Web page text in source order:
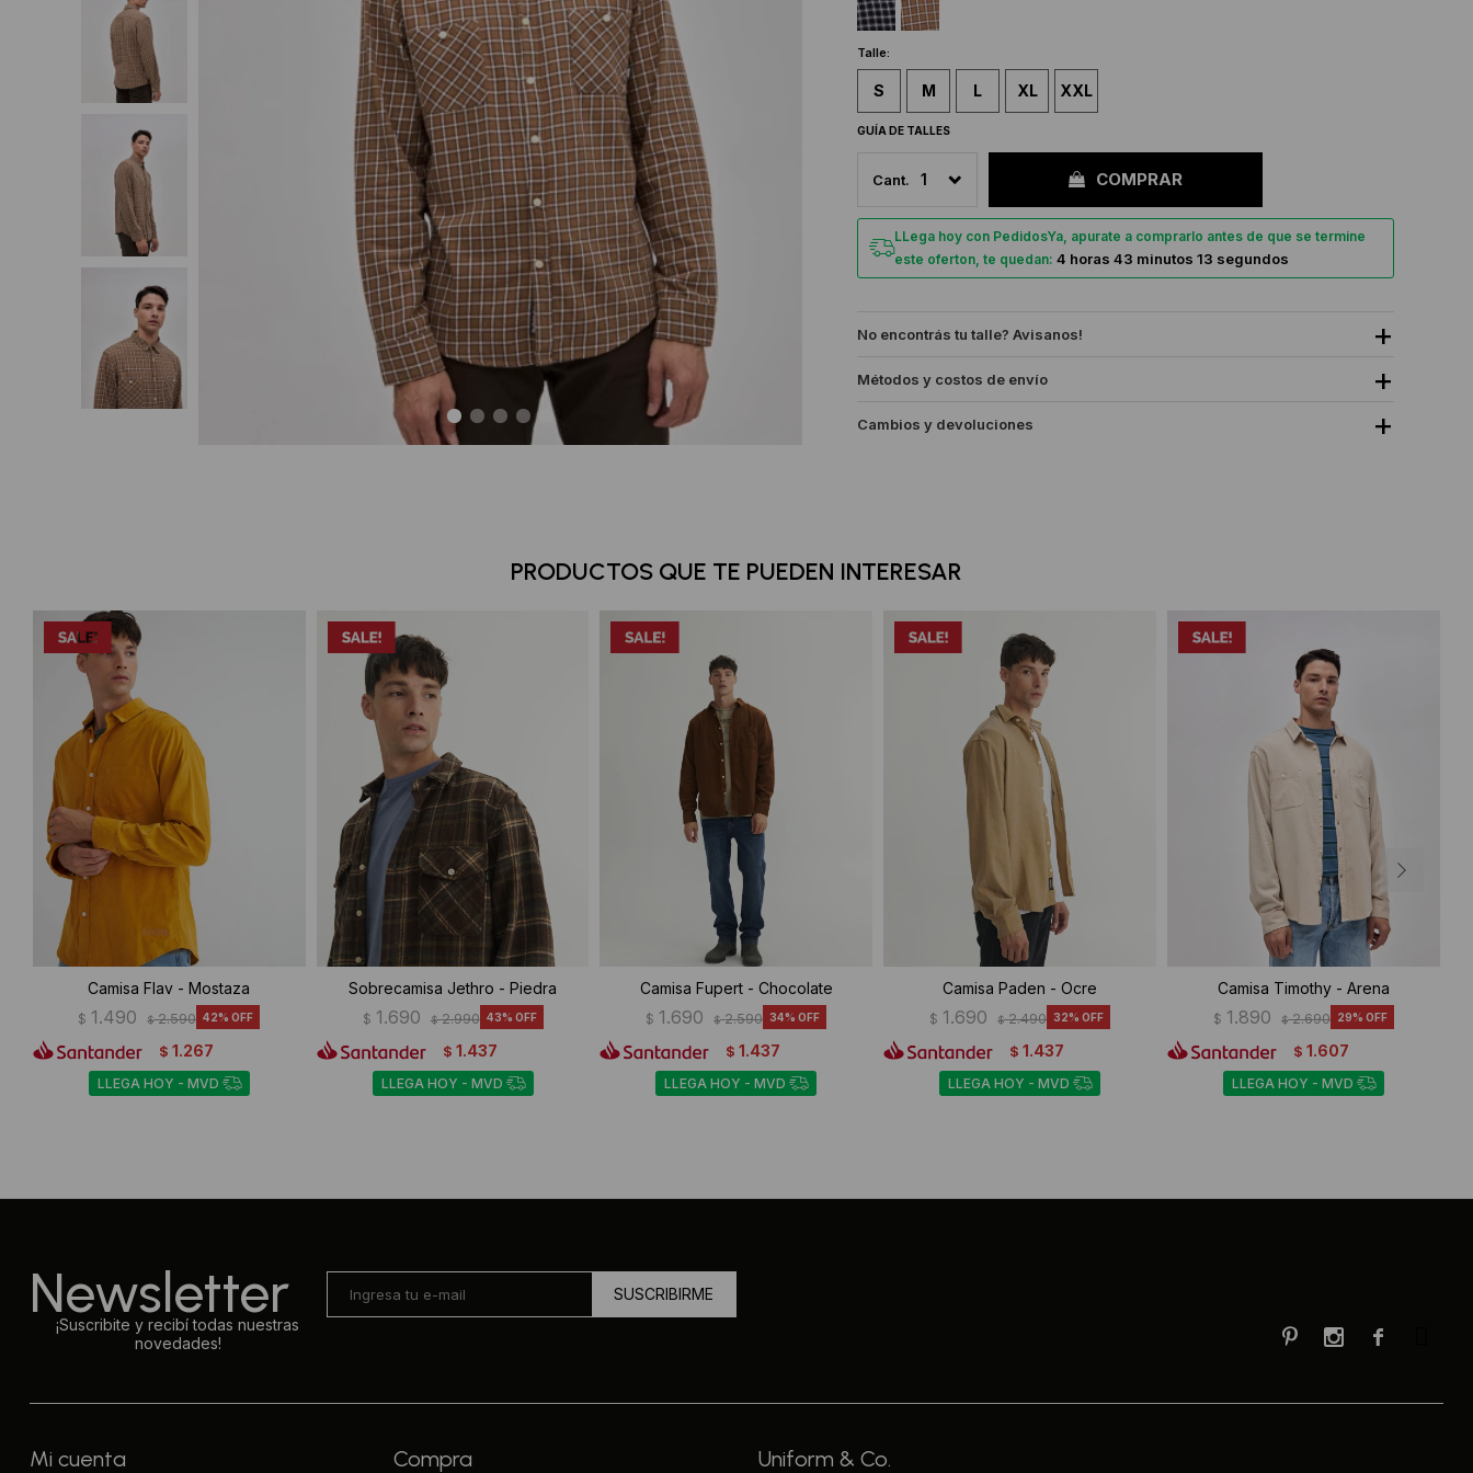
Talle:
S M L XL XXL
GUÍA DE TALLES
1 COMPRAR
LLega hoy con PedidosYa, apurate a comprarlo antes de que se termine
este oferton, te quedan: 4 horas 43 minutos 13 segundos
No encontrás tu talle? Avisanos!
Métodos y costos de envío
Cambios y devoluciones
PRODUCTOS QUE TE PUEDEN INTERESAR
Camisa Flav - Mostaza
$ 1.490 $ 2.590 42
$ 1.267
LLEGA HOY - MVD
Sobrecamisa Jethro - Piedra
$ 1.690 $ 2.990 43
$ 1.437
LLEGA HOY - MVD
Camisa Fupert - Chocolate
$ 1.690 $ 2.590 34
$ 1.437
LLEGA HOY - MVD
Camisa Paden - Ocre
$ 1.690 $ 2.490 32
$ 1.437
LLEGA HOY - MVD
Camisa Timothy - Arena
$ 1.890 $ 2.690 29
$ 1.607
LLEGA HOY - MVD
Newsletter
¡Suscribite y recibí todas nuestras
novedades!
SUSCRIBIRME

 
Mi cuenta Compra Uniform & Co.